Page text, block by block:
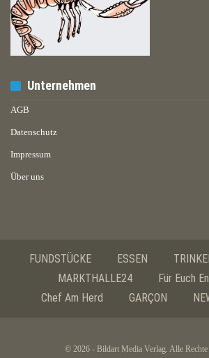
Unternehmen
AGB
Datenschutz
Impressum
Über uns
FUNDSTÜCKE ESSEN
MARKTHALLE24
Für Euch
Chef Am Herd
GARÇON
© 2026 - Bildart Media Verlag. Alle Rechte